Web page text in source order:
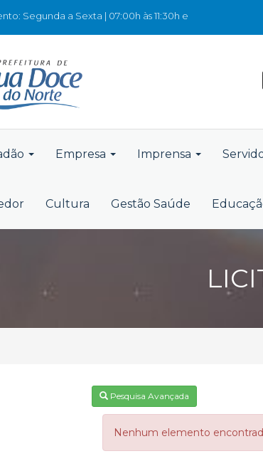
Segunda a Sexta | 07:00h às 11:30h e
Empresa Imprensa
Cultura Gestão Saúde
Pesquisa Avançada
Nenhum elemento